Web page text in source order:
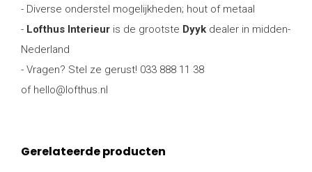
- Diverse onderstel mogelijkheden; hout of metaal
- Lofthus Interieur is de grootste Dyyk dealer in midden-
Nederland
- Vragen? Stel ze gerust! 033 888 11 38
of hello@lofthus.nl
Gerelateerde producten